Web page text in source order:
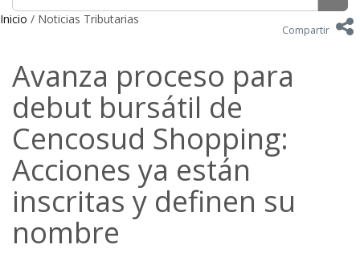
Inicio / Noticias Tributarias
Compartir
Avanza proceso para
debut bursátil de
Cencosud Shopping:
Acciones ya están
inscritas y definen su
nombre